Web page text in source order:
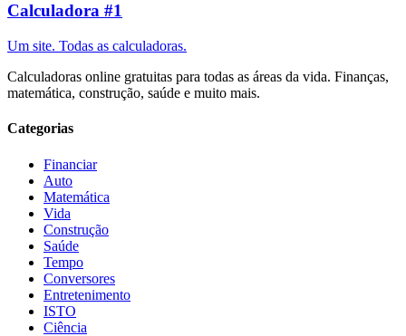
Calculadora #1
Um site. Todas as calculadoras.
Calculadoras online gratuitas para todas as áreas da vida. Finanças,
matemática, construção, saúde e muito mais.
Categorias
Financiar
Auto
Matemática
Vida
Construção
Saúde
Tempo
Conversores
Entretenimento
ISTO
Ciência